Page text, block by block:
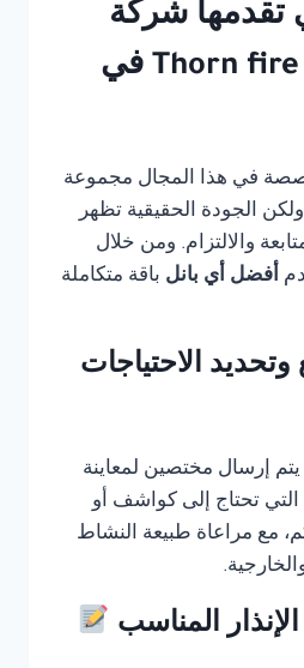
تقدمها شركة
صيانة Thorn fire alarm في
في هذا المجال مجموعة
الجودة الحقيقية تظهر
والالتزام. ومن خلال
أفضل أي بانل باقة متكاملة
إرسال مختصين لمعاينة
التي تحتاج إلى كواشف أو
مع مراعاة طبيعة النشاط